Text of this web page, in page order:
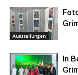
Ausstellungen
In